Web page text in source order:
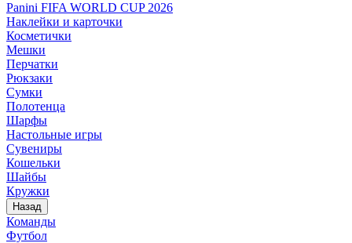
Panini FIFA WORLD CUP 2026
Наклейки и карточки
Косметички
Мешки
Перчатки
Рюкзаки
Сумки
Полотенца
Шарфы
Настольные игры
Сувениры
Кошельки
Шайбы
Кружки
Назад
Команды
Футбол